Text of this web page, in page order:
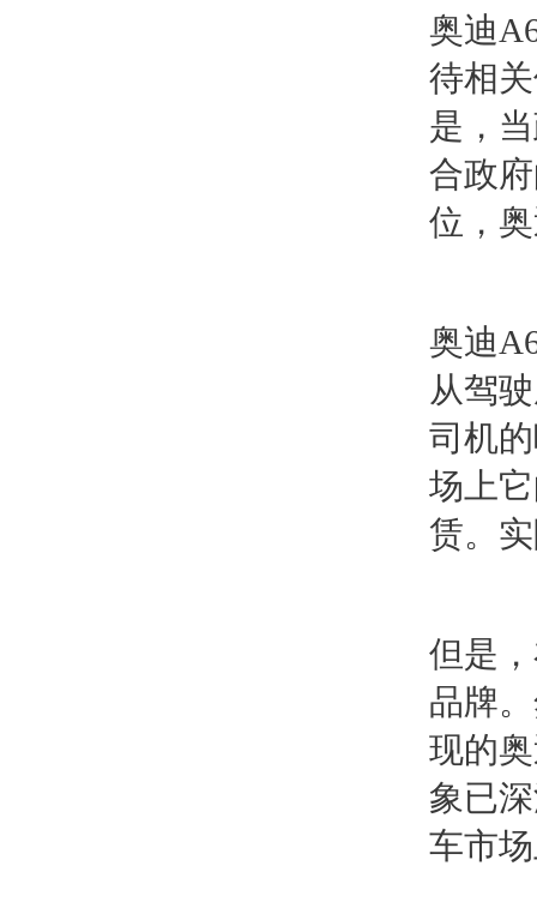
奥迪
待相
是，
合政
位，
奥迪
从驾
司机
场上
赁。
但是
品牌
现的
象已
车市